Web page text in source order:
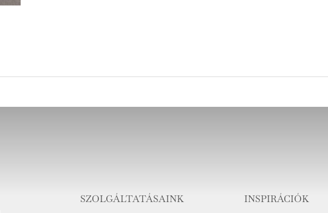
SZOLGÁLTATÁSAINK INSPIRÁCIÓK